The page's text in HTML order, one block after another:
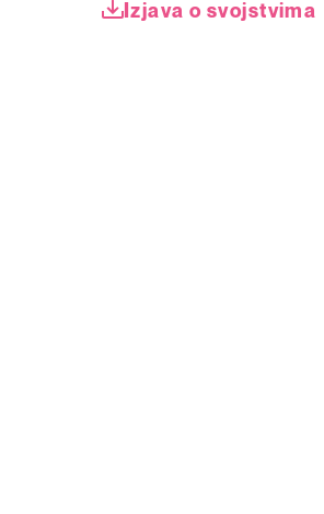
Izjava o svojstvima